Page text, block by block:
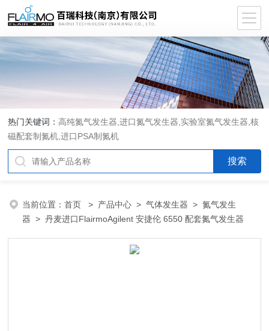
热门关键词： 高纯氮气发生器,进口氮气发生器,实验室氮气发生器,核
磁配套制氮机,进口PSA制氮机
当前位置：首页 > 产品中心 >气体发生器 >氮气发生
器 > 丹麦进口FlairmoAgilent 安捷伦 6550 配套氮气发生器